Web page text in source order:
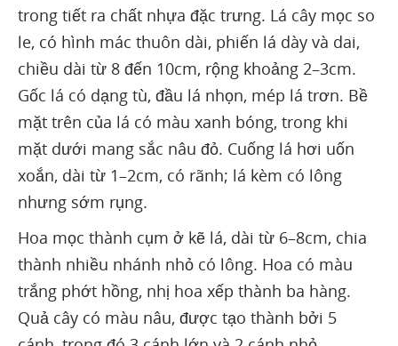
trong tiết ra chất nhựa đặc trưng. Lá cây mọc so
le, có hình mác thuôn dài, phiến lá dày và dai,
chiều dài từ 8 đến 10cm, rộng khoảng 2–3cm.
Gốc lá có dạng tù, đầu lá nhọn, mép lá trơn. Bề
mặt trên của lá có màu xanh bóng, trong khi
mặt dưới mang sắc nâu đỏ. Cuống lá hơi uốn
xoắn, dài từ 1–2cm, có rãnh; lá kèm có lông
nhưng sớm rụng.
Hoa mọc thành cụm ở kẽ lá, dài từ 6–8cm, chia
thành nhiều nhánh nhỏ có lông. Hoa có màu
trắng phớt hồng, nhị hoa xếp thành ba hàng.
Quả cây có màu nâu, được tạo thành bởi 5